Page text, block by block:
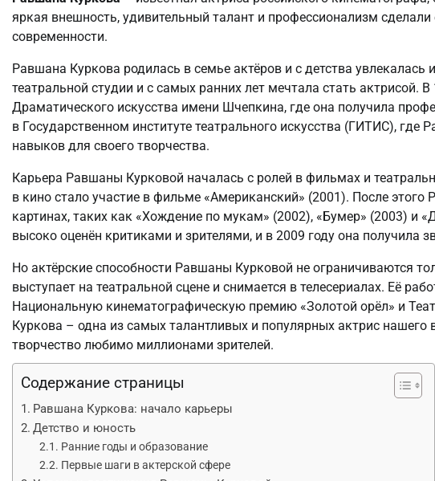
яркая внешность, удивительный талант и профессионализм
современности.
Равшана Куркова родилась в семье актёров и с детства увлекалась
театральной студии и с самых ранних лет мечтала стать
Драматического искусства имени Шчепкина, где она получила
в Государственном институте театрального искусства (ГИТИС),
навыков для своего творчества.
Карьера Равшаны Курковой началась с ролей в фильмах и
в кино стало участие в фильме «Американский» (2001). После
картинах, таких как «Хождение по мукам» (2002), «Бумер» (2003) и
высоко оценён критиками и зрителями, и в 2009 году она получила
Но актёрские способности Равшаны Курковой не ограничиваются
выступает на театральной сцене и снимается в телесериалах. Её
Национальную кинематографическую премию «Золотой орёл» и
Куркова – одна из самых талантливых и популярных актрис нашего
творчество любимо миллионами зрителей.
Содержание страницы
Равшана Куркова: начало карьеры
Детство и юность
Ранние годы и образование
Первые шаги в актерской сфере